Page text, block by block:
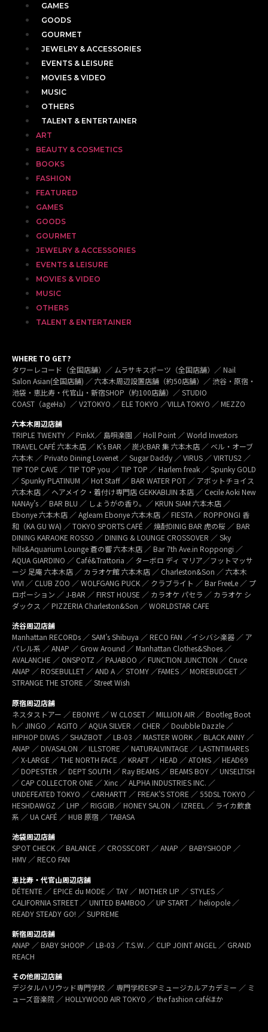
GAMES
GOODS
GOURMET
JEWELRY & ACCESSORIES
EVENTS & LEISURE
MOVIES & VIDEO
MUSIC
OTHERS
TALENT & ENTERTAINER
ART
BEAUTY & COSMETICS
BOOKS
FASHION
FEATURED
GAMES
GOODS
GOURMET
JEWELRY & ACCESSORIES
EVENTS & LEISURE
MOVIES & VIDEO
MUSIC
OTHERS
TALENT & ENTERTAINER
WHERE TO GET?
タワーレコード（全国店舗）／ ムラサキスポーツ（全国店舗）／ Nail
Salon Asian(全国店舗) ／ 六本木周辺設置店舗（約50店舗）／ 渋谷・原宿・
池袋・恵比寿・代官山・新宿SHOP（約100店舗）／ STUDIO
COAST（ageHa）／ V2TOKYO ／ ELE TOKYO ／VILLA TOKYO ／ MEZZO
六本木周辺店舗
TRIPLE TWENTY ／ PinkX／ 島唄楽園 ／ Holl Point ／ World Investors
TRAVEL CAFÉ 六本木店 ／ K’s BAR ／ 炭火BAR 集 六本木店 ／ ベル・オーブ
六本木 ／ Privato Dining Lovenet ／ Sugar Daddy ／ VIRUS ／ VIRTUS2 ／
TIP TOP CAVE ／ TIP TOP you ／ TIP TOP ／ Harlem freak ／ Spunky GOLD
／ Spunky PLATINUM ／ Hot Staff ／ BAR WATER POT ／ アボットチョイス
六本木店 ／ ヘアメイク・着付け専門店 GEKKABIJIN 本店 ／ Cecile Aoki New
NANAy’s ／ BAR BLU ／ しょうがの香り。／ KRUN SIAM 六本木店 ／
Ebonye 六本木店 ／ Agleam Ebonye 六本木店 ／ FIESTA ／ ROPPONGI 香
和（KA GU WA) ／ TOKYO SPORTS CAFÉ ／ 焼酎DINIG BAR 虎の桜 ／ BAR
DINING KARAOKE ROSSO ／ DINING & LOUNGE CROSSOVER ／ Sky
hills&Aquarium Lounge 蒼の響 六本木店 ／ Bar 7th Ave.in Roppongi ／
AQUA GIARDINO ／ Café&Trattoria ／ ターボロ ディ マリア／フットマッサ
ージ 足庵 六本木店 ／ カラオケ館 六本木店 ／ Charleston&Son ／ 六本木
VIVI ／ CLUB ZOO ／ WOLFGANG PUCK ／ クラブライト ／ Bar FreeLe ／ プ
ロポーション ／ J-BAR ／ FIRST HOUSE ／ カラオケ パセラ ／ カラオケ シ
ダックス ／ PIZZERIA Charleston&Son ／ WORLDSTAR CAFE
渋谷周辺店舗
Manhattan RECORDs ／ SAM’s Shibuya ／ RECO FAN ／イシバシ楽器 ／ ア
パレル系 ／ ANAP ／ Grow Around ／ Manhattan Clothes&Shoes ／
AVALANCHE ／ ONSPOTZ ／ PAJABOO ／ FUNCTION JUNCTION ／ Cruce
ANAP ／ ROSEBULLET ／ AND A ／ STOMY ／FAMES ／ MOREBUDGET ／
STRANGE THE STORE ／ Street Wish
原宿周辺店舗
ネスタストアー ／ EBONYE ／ W CLOSET ／ MILLION AIR ／ Bootleg Boot
h／ JINGO ／ AGITO ／ AQUA SILVER ／ CHER ／ Doubble Dazzle ／
HIPHOP DIVAS ／ SHAZBOT ／ LB-03 ／ MASTER WORK ／ BLACK ANNY ／
ANAP ／ DIVASALON ／ ILLSTORE ／ NATURALVINTAGE ／ LASTNTIMARES
／ X-LARGE ／ THE NORTH FACE ／ KRAFT ／ HEAD ／ ATOMS ／ HEAD69
／ DOPESTER ／ DEPT SOUTH ／ Ray BEAMS ／ BEAMS BOY ／ UNSELTISH
／ CAP COLLECTOR ONE ／ Xinc ／ ALPHA INDUSTRIES INC. ／
UNDEFEATED TOKYO ／ CARHARTT ／ FREAK’S STORE ／ 55DSL TOKYO ／
HESHDAWGZ ／ LHP ／ RIGGIB／ HONEY SALON ／ IZREEL ／ ライカ飲食
系 ／ UA CAFÉ ／ HUB 原宿 ／ TABASA
池袋周辺店舗
SPOT CHECK ／ BALANCE ／ CROSSCORT ／ ANAP ／ BABYSHOOP ／
HMV ／ RECO FAN
恵比寿・代官山周辺店舗
DÉTENTE ／ EPICE du MODE ／ TAY ／ MOTHER LIP ／ STYLES ／
CALIFORNIA STREET ／ UNITED BAMBOO ／ UP START ／ heliopole ／
READY STEADY GO! ／ SUPREME
新宿周辺店舗
ANAP ／ BABY SHOOP ／ LB-03 ／ T.S.W. ／ CLIP JOINT ANGEL ／ GRAND
REACH
その他周辺店舗
デジタルハリウッド専門学校 ／ 専門学校ESPミュージカルアカデミー ／ ミ
ューズ音楽院 ／ HOLLYWOOD AIR TOKYO ／ the fashion caféほか